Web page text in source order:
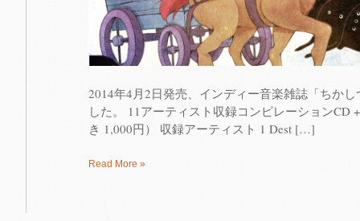
2014年4月2日発売、インディー音楽雑誌「ちか
した。 11アーティスト収録コンピレーションCD
き 1,000円） 収録アーティスト 1 Dest […]
Read More »